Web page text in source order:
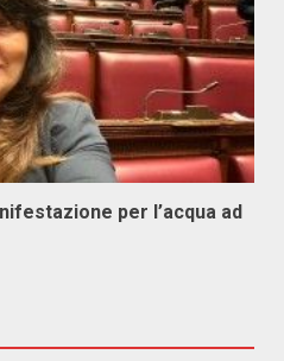
per l’acqua ad